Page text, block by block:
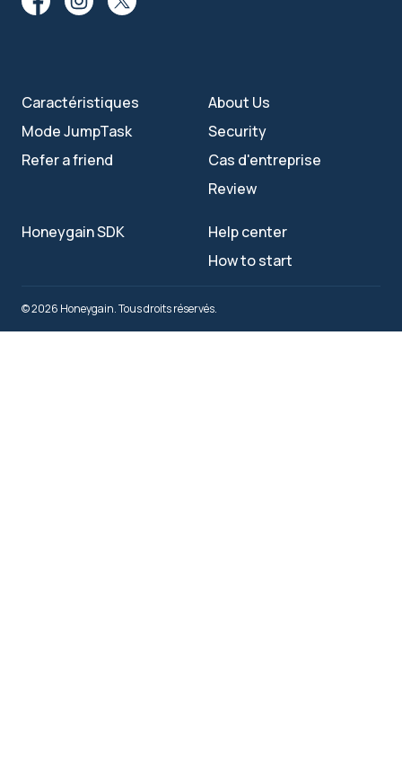
Caractéristiques
Mode JumpTask
Refer a friend
About Us
Security
Cas d'entreprise
Review
Honeygain SDK
Help center
How to start
© 2026 Honeygain. Tous droits réservés.